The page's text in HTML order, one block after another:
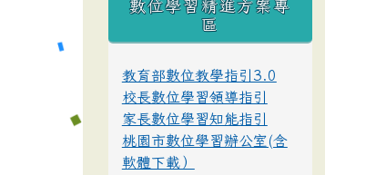
數位學習精進方案專
區
教育部數位教學指引3.0
校長數位學習領導指引
家長數位學習知能指引
桃園市數位學習辦公室(含
軟體下載）